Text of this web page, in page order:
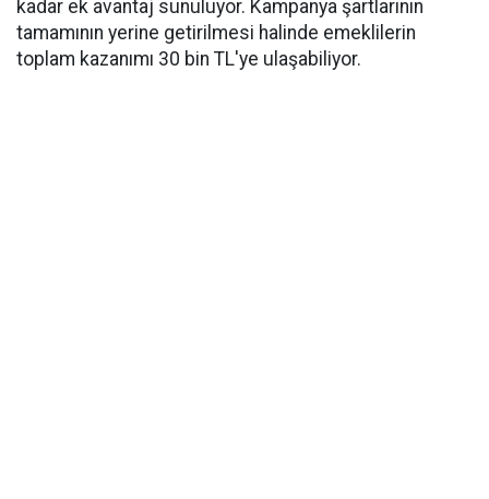
kadar ek avantaj sunuluyor. Kampanya şartlarının
tamamının yerine getirilmesi halinde emeklilerin
toplam kazanımı 30 bin TL'ye ulaşabiliyor.